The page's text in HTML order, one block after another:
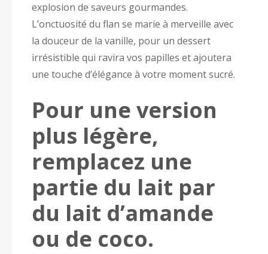
explosion de saveurs gourmandes.
L’onctuosité du flan se marie à merveille avec
la douceur de la vanille, pour un dessert
irrésistible qui ravira vos papilles et ajoutera
une touche d’élégance à votre moment sucré.
Pour une version
plus légère,
remplacez une
partie du lait par
du lait d’amande
ou de coco.